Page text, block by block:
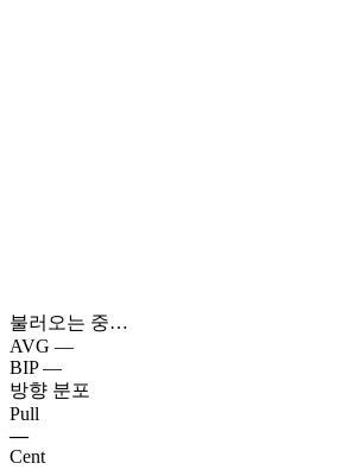
불러오는 중…
AVG —
BIP —
방향 분포
Pull
—
Cent